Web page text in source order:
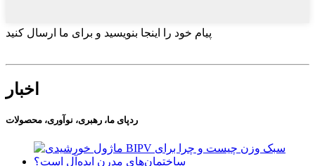
پیام خود را اینجا بنویسید و برای ما ارسال کنید
اخبار
ردپای ما، رهبری، نوآوری، محصولات